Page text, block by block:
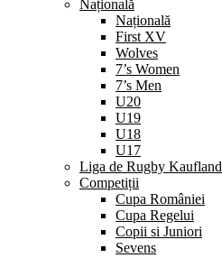
Națională
Națională
First XV
Wolves
7’s Women
7’s Men
U20
U19
U18
U17
Liga de Rugby Kaufland
Competiții
Cupa României
Cupa Regelui
Copii si Juniori
Sevens